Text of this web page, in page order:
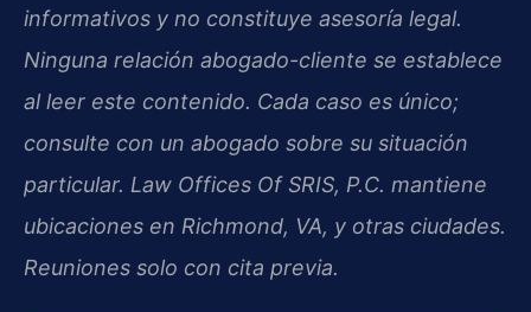
informativos y no constituye asesoría legal.
Ninguna relación abogado-cliente se establece
al leer este contenido. Cada caso es único;
consulte con un abogado sobre su situación
particular. Law Offices Of SRIS, P.C. mantiene
ubicaciones en Richmond, VA, y otras ciudades.
Reuniones solo con cita previa.